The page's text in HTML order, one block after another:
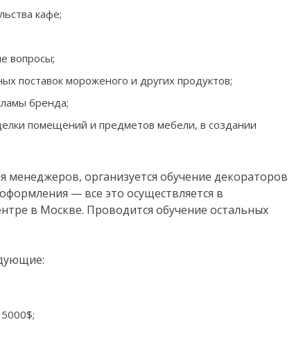
кафе;
вопросы;
поставок мороженого и других продуктов;
бренда;
помещений и предметов мебели, в создании
менеджеров, организуется обучение декораторов
— все это осуществляется в
в Москве. Проводится обучение остальных